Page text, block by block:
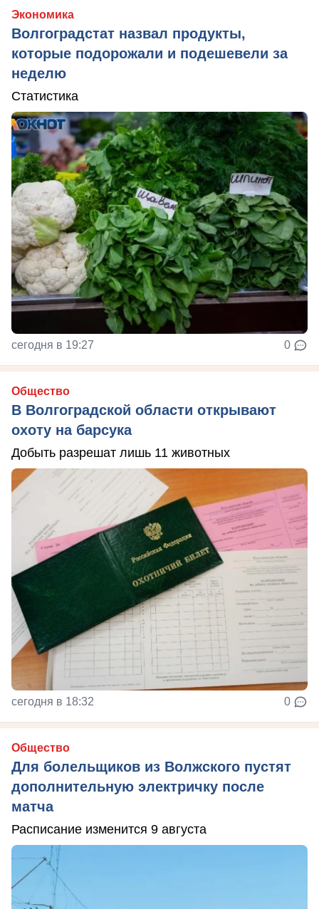
Экономика
Волгоградстат назвал продукты,
которые подорожали и подешевели за
неделю
Статистика
сегодня в 19:27 0
Общество
В Волгоградской области открывают
охоту на барсука
Добыть разрешат лишь 11 животных
сегодня в 18:32 0
Общество
Для болельщиков из Волжского пустят
дополнительную электричку после
матча
Расписание изменится 9 августа